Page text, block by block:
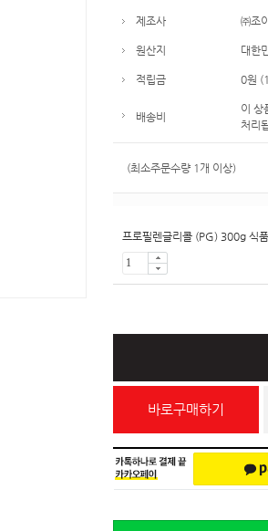
제조사 ㈜조
원산지 대한
적립금 0원
배송비
이 상
처리
(최소주문수량 1개 이상)
프로필렌글리콜 (PG) 300g 식
바로구매하기